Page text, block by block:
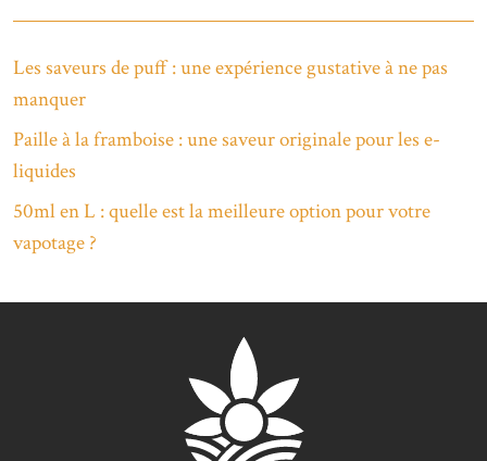
Les saveurs de puff : une expérience gustative à ne pas
manquer
Paille à la framboise : une saveur originale pour les e-
liquides
50ml en L : quelle est la meilleure option pour votre
vapotage ?